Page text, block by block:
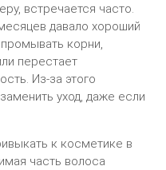
встречается часто.
давало хороший
промывать корни,
перестает
Из-за этого
уход, даже если
к косметике в
часть волоса